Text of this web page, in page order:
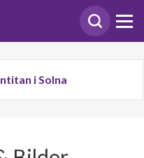
i Solna